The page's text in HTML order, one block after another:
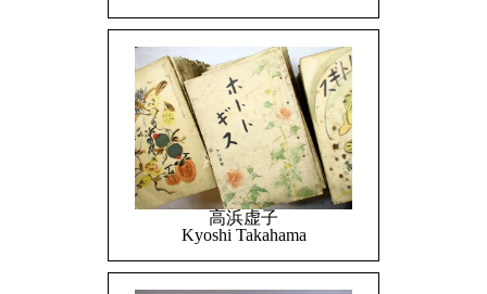
高浜虚子
Kyoshi Takahama